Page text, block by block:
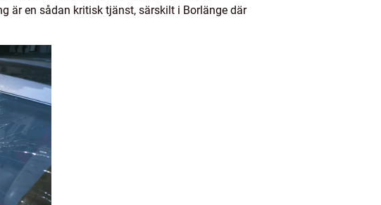
är en sådan kritisk tjänst, särskilt i Borlänge där